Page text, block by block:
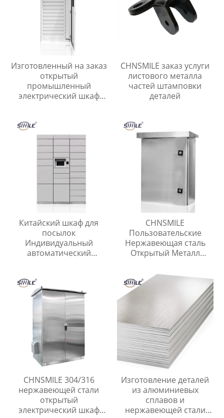
Изготовленный на заказ
открытый
промышленный
электрический шкаф
алюминиевый корпус
главного выключателя с
защитой IP65
CHNSMILE заказ услуги
листового металла
частей штамповки
деталей
Китайский шкаф для
посылок
Индивидуальный
автоматический
CHNSMILE
Пользовательские
Нержавеющая сталь
Открытый Металл
Коробка Разъема
CHNSMILE 304/316
нержавеющей стали
открытый
электрический шкаф
Изготовление деталей
из алюминиевых
сплавов и
нержавеющей стали